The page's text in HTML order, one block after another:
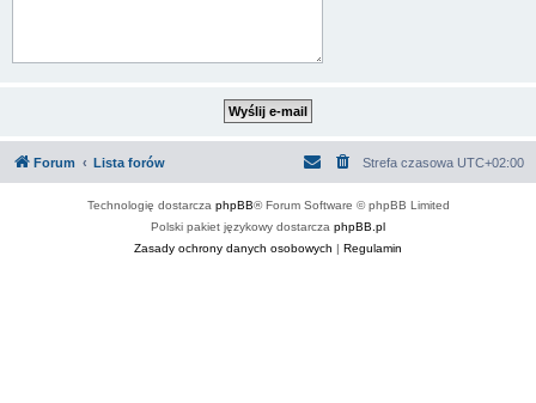
Forum Lista forów Strefa czasowa UTC+02:00
Technologię dostarcza phpBB® Forum Software © phpBB Limited
Polski pakiet językowy dostarcza phpBB.pl
Zasady ochrony danych osobowych | Regulamin